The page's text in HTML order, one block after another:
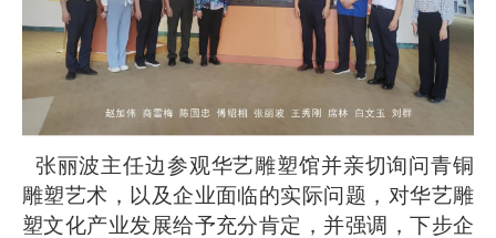
张丽波主任边参观华艺雕塑馆并亲切询问青铜
雕塑艺术，以及企业面临的实际问题，对华艺雕
塑文化产业发展给予充分肯定，并强调，下步企